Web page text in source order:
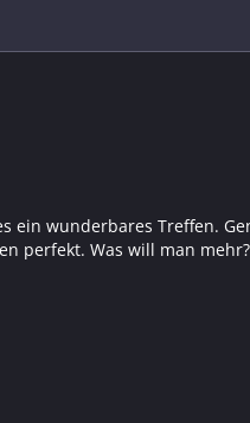
ein wunderbares Treffen.
perfekt. Was will man mehr?